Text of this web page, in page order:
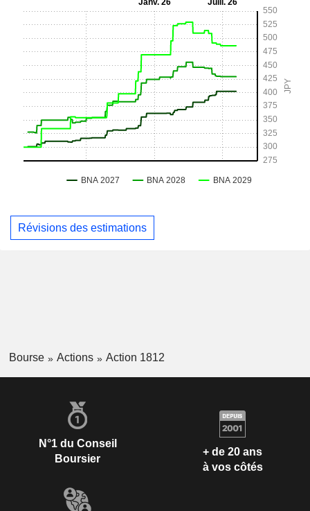
Révisions des estimations
Bourse Actions Action 1812
N°1 du Conseil
Boursier
+ de 20 ans
à vos côtés